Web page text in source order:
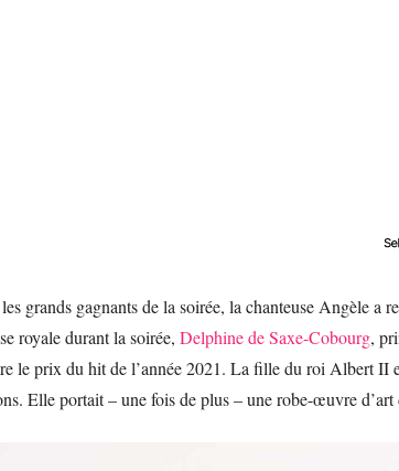
grands gagnants de la soirée, la chanteuse Angèle a
royale durant la soirée, Delphine de Saxe-Cobourg,
le prix du hit de l’année 2021. La fille du roi Albert II
Elle portait – une fois de plus – une robe-œuvre d’art